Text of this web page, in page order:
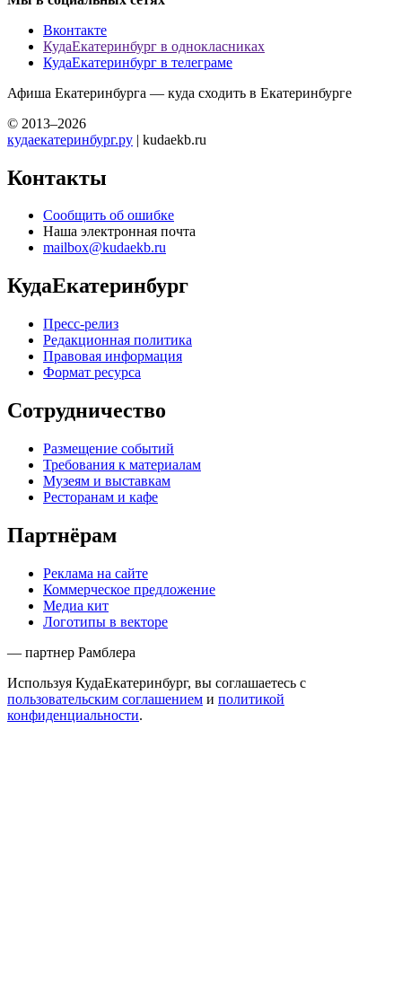
Вконтакте
КудаЕкатеринбург в однокласниках
КудаЕкатеринбург в телеграме
Афиша Екатеринбурга — куда сходить в Екатеринбурге
© 2013–2026
кудаекатеринбург.ру | kudaekb.ru
Контакты
Сообщить об ошибке
Наша электронная почта
mailbox@kudaekb.ru
КудаЕкатеринбург
Пресс-релиз
Редакционная политика
Правовая информация
Формат ресурса
Сотрудничество
Размещение событий
Требования к материалам
Музеям и выставкам
Ресторанам и кафе
Партнёрам
Реклама на сайте
Коммерческое предложение
Медиа кит
Логотипы в векторе
— партнер Рамблера
Используя КудаЕкатеринбург, вы соглашаетесь с
пользовательским соглашением и политикой
конфиденциальности.